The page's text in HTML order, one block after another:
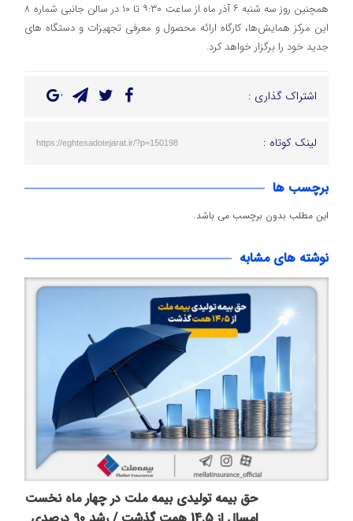
همچنین روز سه شنبه ۶ آذر ماه از ساعت ۹:۳۰ تا ۱۰ در سالن جانبی شماره ۸
این مرکز همایش‌ها، کارگاه ارائه محصول و معرفی تجهیزات و دستگاه های
جدید خود را برگزار خواهد کرد.
اشتراک گذاری :
لینک کوتاه : https://eghtesadotejarat.ir/?p=150198
برچسب ها
این مطلب بدون برچسب می باشد.
نوشته های مشابه
حق بیمه تولیدی بیمه ملت در چهار ماه نخست